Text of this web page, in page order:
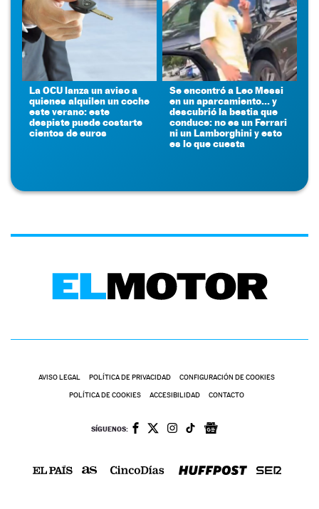
La OCU lanza un aviso a
quienes alquilen un coche
este verano: este
despiste puede costarte
cientos de euros
Se encontró a Leo Messi
en un aparcamiento... y
descubrió la bestia que
conduce: no es un Ferrari
ni un Lamborghini y esto
es lo que cuesta
AVISO LEGAL POLÍTICA DE PRIVACIDAD CONFIGURACIÓN DE COOKIES
POLÍTICA DE COOKIES ACCESIBILIDAD CONTACTO
SÍGUENOS: